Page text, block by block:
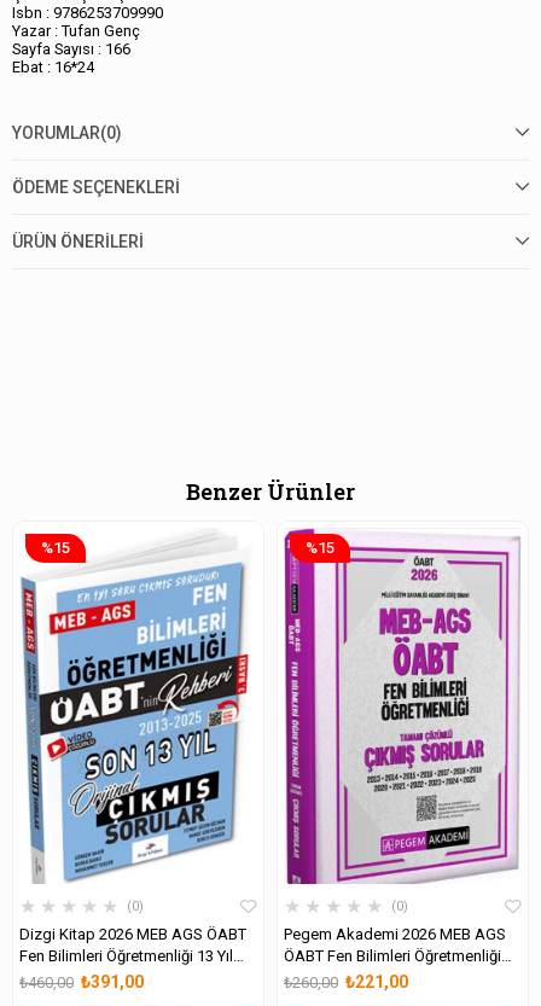
Isbn : 9786253709990
Yazar : Tufan Genç
Sayfa Sayısı : 166
Ebat : 16*24
YORUMLAR(0)
ÖDEME SEÇENEKLERI
ÜRÜN ÖNERILERI
Benzer Ürünler
★ ★ ★ ★ ★ 0
Dizgi Kitap 2026 MEB AGS ÖABT
Fen Bilimleri Öğretmenliği 13 Yıl
Orijinal Video Çözümlü Çıkmış
₺391,00
₺460,00
%15
★ ★ ★ ★ ★ 0
Pegem Akademi 2026 MEB AGS
ÖABT Fen Bilimleri Öğretmenliği
Tamamı Çözümlü Çıkmış Sorular
₺221,00
₺260,00
%15